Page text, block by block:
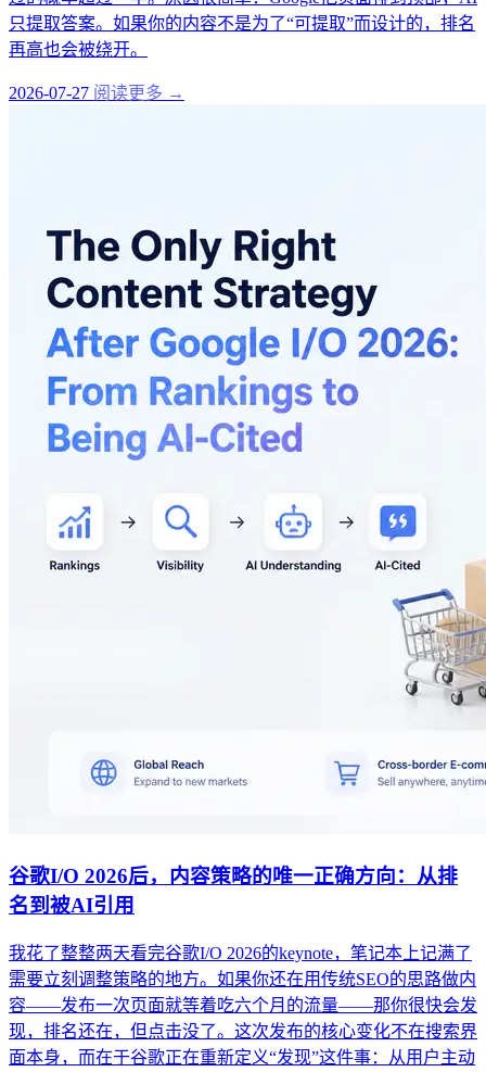
只提取答案。如果你的内容不是为了“可提取”而设计的，排名
再高也会被绕开。
2026-07-27 阅读更多 →
谷歌I/O 2026后，内容策略的唯一正确方向：从排
名到被AI引用
我花了整整两天看完谷歌I/O 2026的keynote，笔记本上记满了
需要立刻调整策略的地方。如果你还在用传统SEO的思路做内
容——发布一次页面就等着吃六个月的流量——那你很快会发
现，排名还在，但点击没了。这次发布的核心变化不在搜索界
面本身，而在于谷歌正在重新定义“发现”这件事：从用户主动